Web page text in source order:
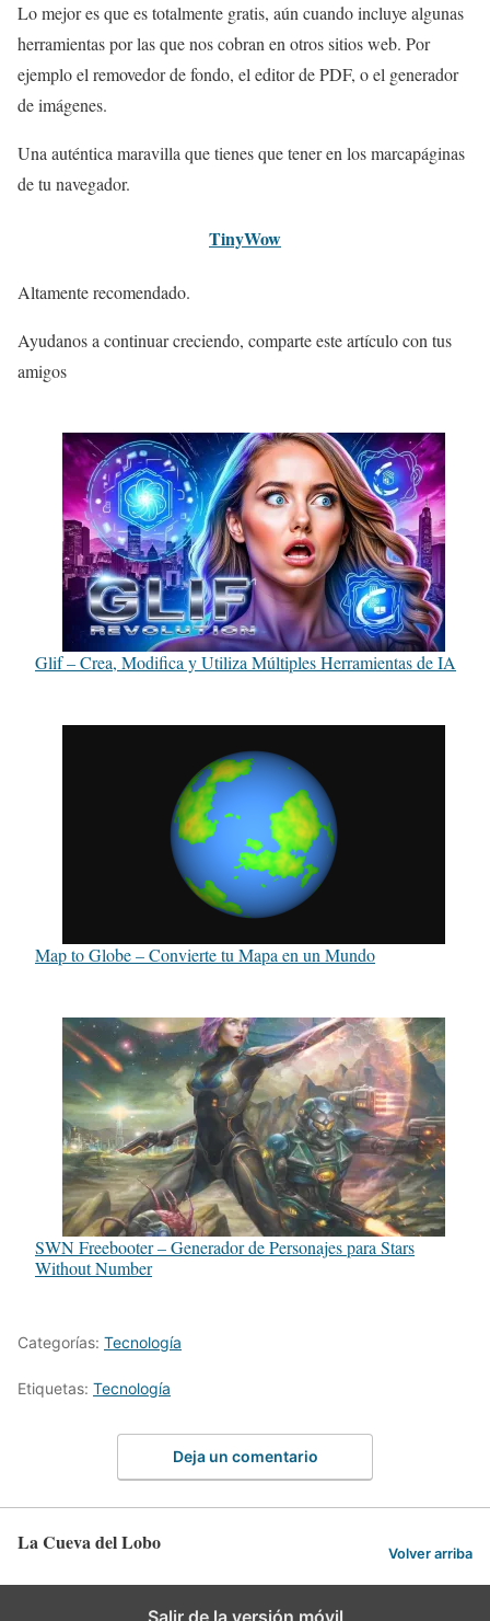
Lo mejor es que es totalmente gratis, aún cuando incluye algunas
herramientas por las que nos cobran en otros sitios web. Por
ejemplo el removedor de fondo, el editor de PDF, o el generador
de imágenes.
Una auténtica maravilla que tienes que tener en los marcapáginas
de tu navegador.
TinyWow
Altamente recomendado.
Ayudanos a continuar creciendo, comparte este artículo con tus
amigos
Glif – Crea, Modifica y Utiliza Múltiples Herramientas de IA
Map to Globe – Convierte tu Mapa en un Mundo
SWN Freebooter – Generador de Personajes para Stars
Without Number
Categorías: Tecnología
Etiquetas: Tecnología
Deja un comentario
La Cueva del Lobo Volver arriba